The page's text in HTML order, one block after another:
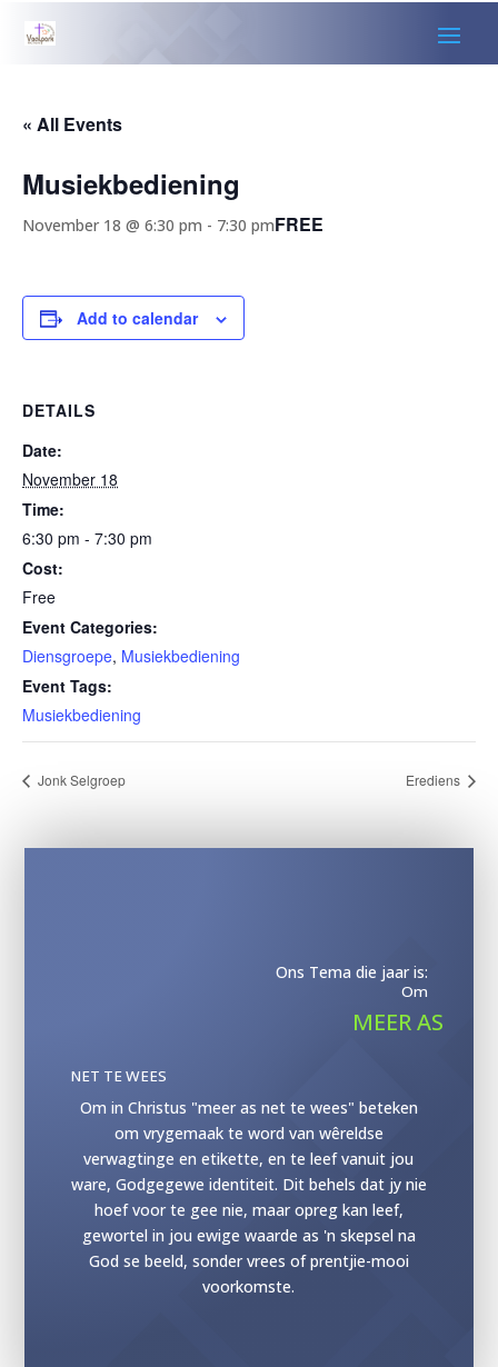
« All Events
Musiekbediening
November 18 @ 6:30 pm - 7:30 pmFREE
Add to calendar
DETAILS
Date:
November 18
Time:
6:30 pm - 7:30 pm
Cost:
Free
Event Categories:
Diensgroepe, Musiekbediening
Event Tags:
Musiekbediening
Jonk Selgroep Erediens
Ons Tema die jaar is:
Om
MEER AS
NET TE WEES
Om in Christus "meer as net te wees" beteken
om vrygemaak te word van wêreldse
verwagtinge en etikette, en te leef vanuit jou
ware, Godgegewe identiteit. Dit behels dat jy nie
hoef voor te gee nie, maar opreg kan leef,
gewortel in jou ewige waarde as 'n skepsel na
God se beeld, sonder vrees of prentjie-mooi
voorkomste.